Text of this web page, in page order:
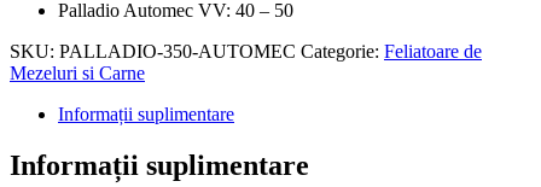
Palladio Automec VV: 40 – 50
SKU: PALLADIO-350-AUTOMEC Categorie: Feliatoare de
Mezeluri si Carne
Informații suplimentare
Informații suplimentare